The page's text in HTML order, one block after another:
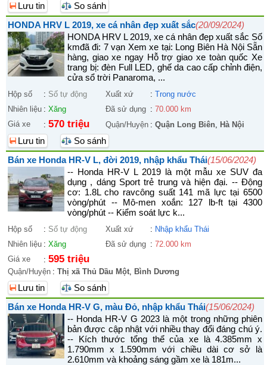
Lưu tin
So sánh
HONDA HRV L 2019, xe cá nhân đẹp xuất sắc(20/09/2024)
HONDA HRV L 2019, xe cá nhân đẹp xuất sắc Số
kmđã đi: 7 vạn Xem xe tại: Long Biên Hà Nội Sẵn
hàng, giao xe ngay Hỗ trợ giao xe toàn quốc Xe
trang bị: đèn Full LED, ghế da cao cấp chỉnh điện,
cửa sổ trời Panaroma, ...
Hộp số : Số tự động Xuất xứ : Trong nước
Nhiên liệu : Xăng Đã sử dụng : 70.000 km
Giá xe
: 570 triệu Quận/Huyện : Quận Long Biên, Hà Nội
Lưu tin
So sánh
Bán xe Honda HR-V L, đời 2019, nhập khẩu Thái(15/06/2024)
-- Honda HR-V L 2019 là một mẫu xe SUV đa
dụng , dáng Sport trẻ trung và hiện đại. -- Động
cơ: 1.8L cho ravcông suất 141 mã lực tại 6500
vòng/phút -- Mô-men xoắn: 127 lb-ft tại 4300
vòng/phút -- Kiểm soát lực k...
Hộp số : Số tự động Xuất xứ : Nhập khẩu Thái
Nhiên liệu : Xăng Đã sử dụng : 72.000 km
Giá xe
: 595 triệu
Quận/Huyện : Thị xã Thủ Dầu Một, Bình Dương
Lưu tin
So sánh
Bán xe Honda HR-V G, màu Đỏ, nhập khẩu Thái(15/06/2024)
-- Honda HR-V G 2023 là một trong những phiên
bản được cập nhật với nhiều thay đổi đáng chú ý.
-- Kích thước tổng thể của xe là 4.385mm x
1.790mm x 1.590mm với chiều dài cơ sở là
2.610mm và khoảng sáng gầm xe là 181m...